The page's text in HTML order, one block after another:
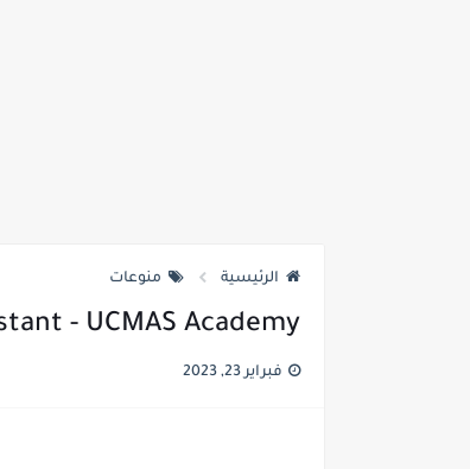
الرئيسية منوعات
- UCMAS Academy
فبراير 23, 2023